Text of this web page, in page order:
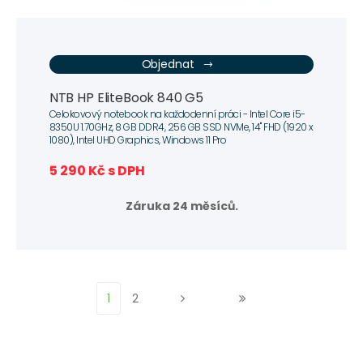
Objednat
NTB HP EliteBook 840 G5
Celokovový notebook na každodenní práci - Intel Core i5-
8350U 1.70GHz, 8 GB DDR4, 256 GB SSD NVMe, 14" FHD (1920 x
1080), Intel UHD Graphics, Windows 11 Pro
5 290 Kč s DPH
Záruka 24 měsíců.
1 2